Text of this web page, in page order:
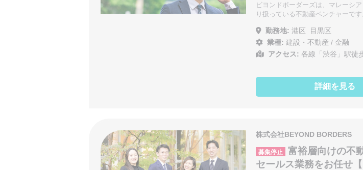
ビヨンドボーダーズは、マレーシ
り扱っている不動産ベンチャーで
勤務地: 港区 目黒区
業種: 建設・不動産 / 金融
アクセス: 各線「渋谷」駅徒
詳細を見る
株式会社BEYOND BORDERS
募集停止 富裕層向けの不
セールス業務をお任せ